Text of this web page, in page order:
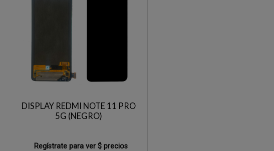
DISPLAY REDMI NOTE 11 PRO
5G (NEGRO)
Regístrate para ver $ precios